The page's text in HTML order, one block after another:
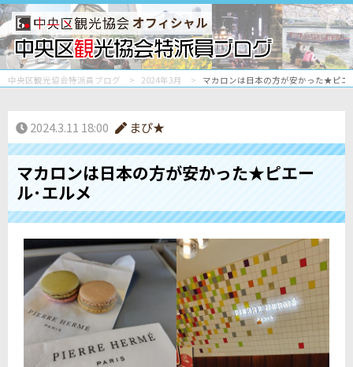
オフィシャル
中央区観光協会特派員ブログ 2024年3月 マカロンは日本の方が安かった★ピエ
2024.3.11 18:00 まぴ★
マカロンは日本の方が安かった★ピエー
ル･エルメ